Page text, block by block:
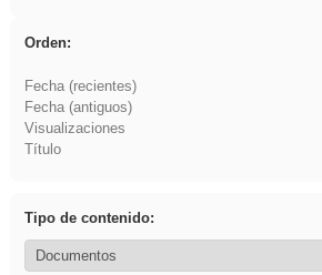
Orden:
Fecha (recientes)
Fecha (antiguos)
Visualizaciones
Título
Tipo de contenido: